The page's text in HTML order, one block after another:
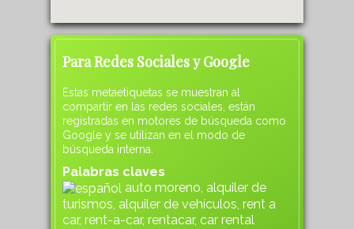
Para Redes Sociales y Google
Estas metaetiquetas se muestran al
compartir en las redes sociales, están
registradas en motores de búsqueda como
Google y se utilizan en el modo de
búsqueda interna.
Palabras claves
auto moreno, alquiler de
turismos, alquiler de vehículos, rent a
car, rent-a-car, rentacar, car rental